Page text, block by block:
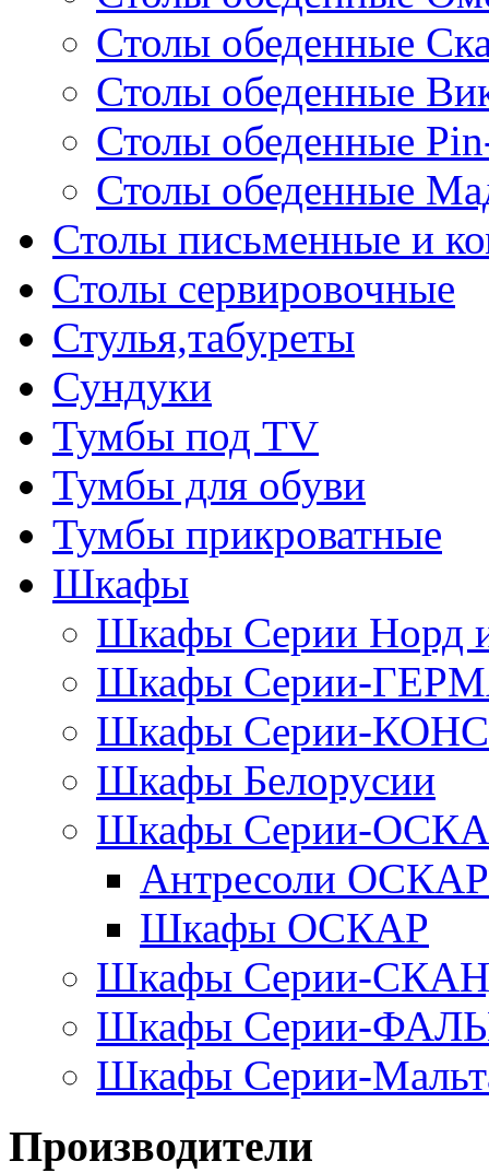
Столы обеденные
Столы обеденные
Столы обеденные
Столы обеденные
Столы письменные и
Столы сервировочные
Стулья,табуреты
Сундуки
Тумбы под TV
Тумбы для обуви
Тумбы прикроватные
Шкафы
Шкафы Серии
Шкафы Серии-
Шкафы Серии-
Шкафы Белорусии
Шкафы Серии-
Антресоли ОСКАР
Шкафы ОСКАР
Шкафы Серии-
Шкафы Серии-
Шкафы Серии-
Производители